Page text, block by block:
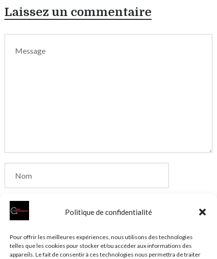
Politique de confidentialité
Pour offrir les meilleures expériences, nous utilisons des technologies
telles que les cookies pour stocker et/ou accéder aux informations des
appareils. Le fait de consentir à ces technologies nous permettra de traiter
Laissez un commentaire
Enregistrer mon nom, mon e-mail et mon site dans
le navigateur pour mon prochain commentaire.